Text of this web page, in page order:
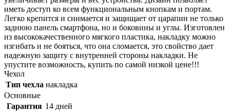
иметь доступ ко всем функциональным кнопкам и портам.
Легко крепится и снимается и защищает от царапин не только
заднюю панель смартфона, но и боковины и углы. Изготовлен
из высококачественного мягкого пластика, накладку можно
изгибать и не бояться, что она сломается, это свойство дает
надежную защиту с внутренней стороны накладки. Не
упустите возможность, купить по самой низкой цене!!!
Чехол
Тип чехла накладка
Основные
Гарантия 14 дней